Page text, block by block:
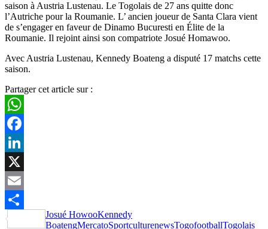
saison à Austria Lustenau. Le Togolais de 27 ans quitte donc
l’Autriche pour la Roumanie. L’ ancien joueur de Santa Clara vient
de s’engager en faveur de Dinamo Bucuresti en Élite de la
Roumanie. Il rejoint ainsi son compatriote Josué Homawoo.
Avec Austria Lustenau, Kennedy Boateng a disputé 17 matchs cette
saison.
Partager cet article sur :
WhatsApp
Facebook
LinkedIn
X
Email
Partager
Josué HowooKennedy
BoatengMercatoSportculturenewsTogofootballTogolais